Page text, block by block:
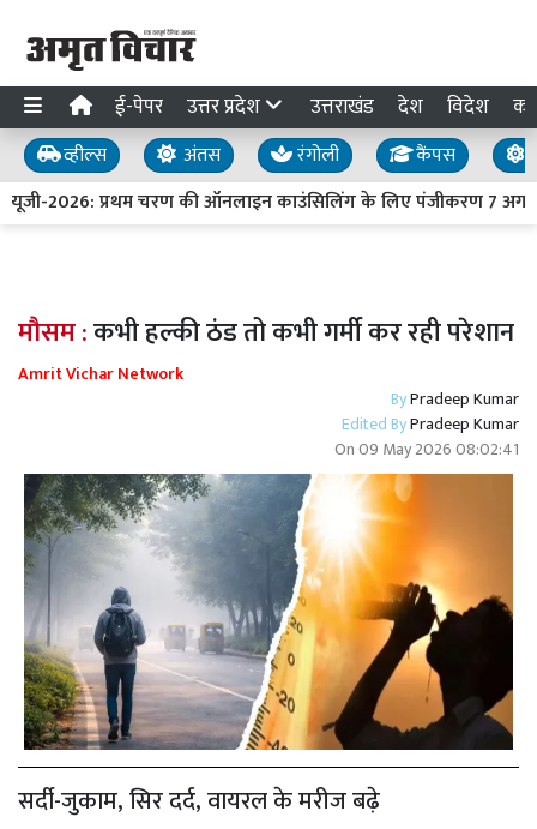
ई-पेपर उत्तर प्रदेश उत्तराखंड देश विदेश
व्हील्स अंतस रंगोली कैंपस
यूजी-2026: प्रथम चरण की ऑनलाइन काउंसिलिंग के लिए पंजीकरण 7
मौसम :कभी हल्की ठंड तो कभी गर्मी कर रही परेशान
Amrit Vichar Network
ByPradeep Kumar
Edited ByPradeep Kumar
On09 May 2026 08:02:41
सर्दी-जुकाम, सिर दर्द, वायरल के मरीज बढ़े